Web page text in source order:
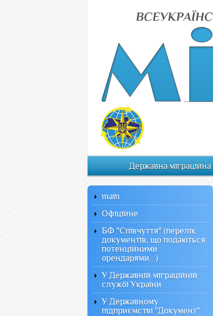
Державна
main
Офiцiйне
БФ "Співчуття" (перелік
документів, що подаються
потенційними
орендарями...)
У Державній міграційній
службі України
У Державному
підприємстві "Документ"